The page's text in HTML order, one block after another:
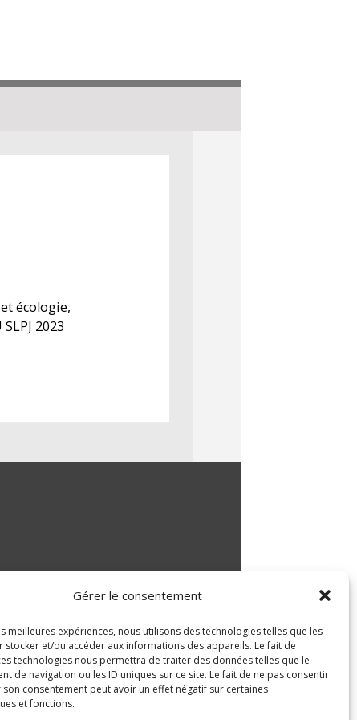
Gérer le consentement
meilleures expériences, nous utilisons des technologies telles que les
stocker et/ou accéder aux informations des appareils. Le fait de
technologies nous permettra de traiter des données telles que le
de navigation ou les ID uniques sur ce site. Le fait de ne pas consentir
consentement peut avoir un effet négatif sur certaines
et fonctions.
écologie,
2023